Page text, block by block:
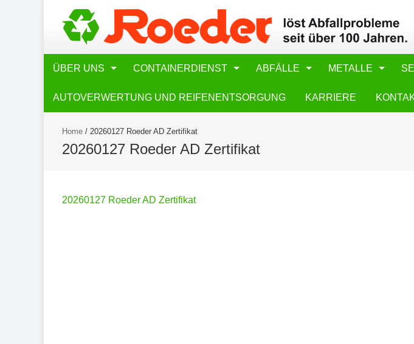
ÜBER UNS CONTAINERDIENST ABFÄLLE METALLE
AUTOVERWERTUNG UND REIFENENTSORGUNG KARRIERE
Home / 20260127 Roeder AD Zertifikat
20260127 Roeder AD Zertifikat
20260127 Roeder AD Zertifikat